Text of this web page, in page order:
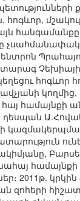
Չեխիայի
հոգևոր
հայ համայնքի
դեսպան
համայնքի
2011թ.
զոհերի